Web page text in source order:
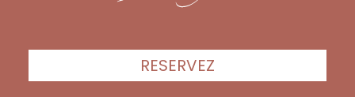
RESERVEZ